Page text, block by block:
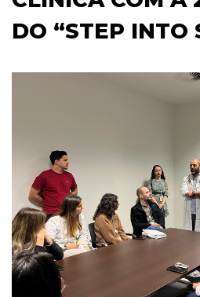
DO “STEP INTO